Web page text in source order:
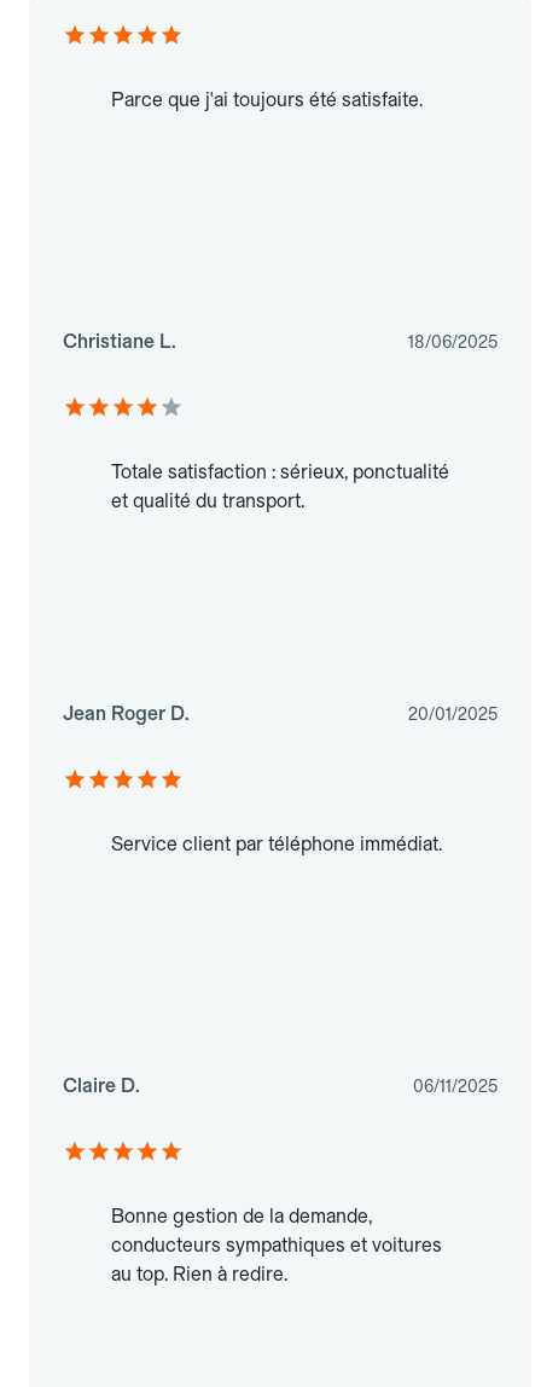
Parce que j'ai toujours été satisfaite.
Christiane L. 18/06/2025
Totale satisfaction : sérieux, ponctualité
et qualité du transport.
Jean Roger D. 20/01/2025
Service client par téléphone immédiat.
Claire D. 06/11/2025
Bonne gestion de la demande,
conducteurs sympathiques et voitures
au top. Rien à redire.